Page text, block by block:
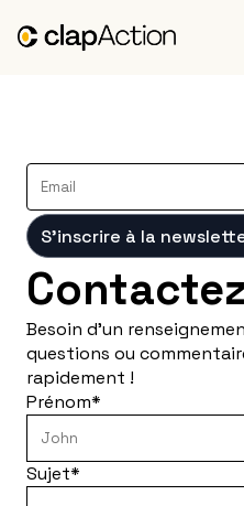
S'inscrire à la
Besoin d'un
questions ou
rapidement !
Prénom*
Sujet*